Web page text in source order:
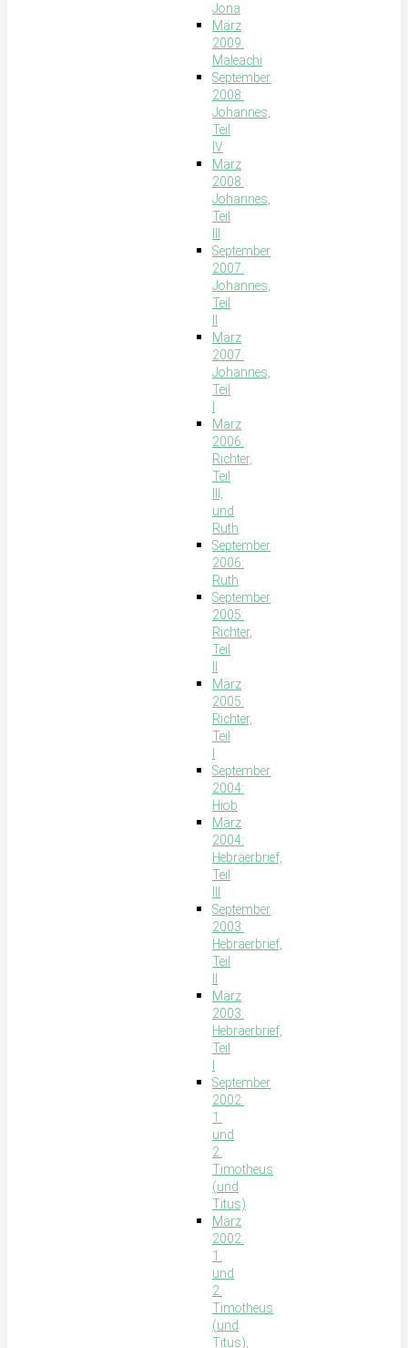
Jona
März
2009:
Maleachi
September
2008:
Johannes,
Teil
IV
März
2008:
Johannes,
Teil
September
2007:
Johannes,
Teil
März
2007:
Johannes,
Teil
März
2006:
Richter,
Teil
und
Ruth
September
2006:
Ruth
September
2005:
Richter,
Teil
März
2005:
Richter,
Teil
September
2004:
Hiob
März
2004:
Hebräerbrief,
Teil
September
2003:
Hebräerbrief,
Teil
März
2003:
Hebräerbrief,
Teil
September
2002:
1.
und
2.
Timotheus
(und
Titus)
März
2002:
1.
und
2.
Timotheus
(und
Titus),